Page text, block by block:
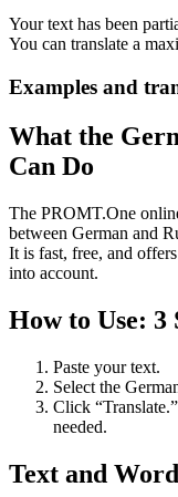
Your text has been
You can translate a
Examples and
What the
Can Do
The PROMT.One
between German and
It is fast, free, and
into account.
How to Use: 3
Paste your text.
Select the
Click
needed.
Text and